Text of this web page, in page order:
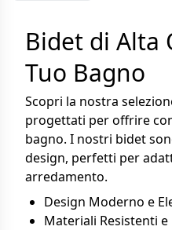
Bidet di Alta
Tuo Bagno
Scopri la nostra
progettati per offrire
bagno. I nostri bidet
design, perfetti per
arredamento.
Design Moderno e
Materiali Resistenti